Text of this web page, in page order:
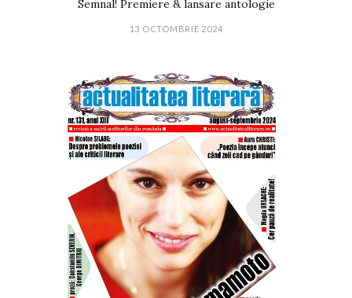
Semnal! Premiere & lansare antologie
13 OCTOMBRIE 2024